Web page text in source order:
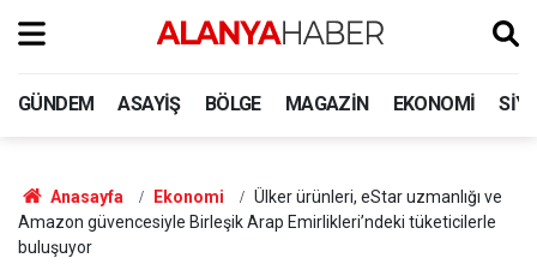
GÜNDEM ASAYIŞ BÖLGE MAGAZIN EKONOMI
Anasayfa Ekonomi
Ülker ürünleri, eStar uzmanlığı ve
Amazon güvencesiyle Birleşik Arap Emirlikleri’ndeki tüketicilerle
buluşuyor